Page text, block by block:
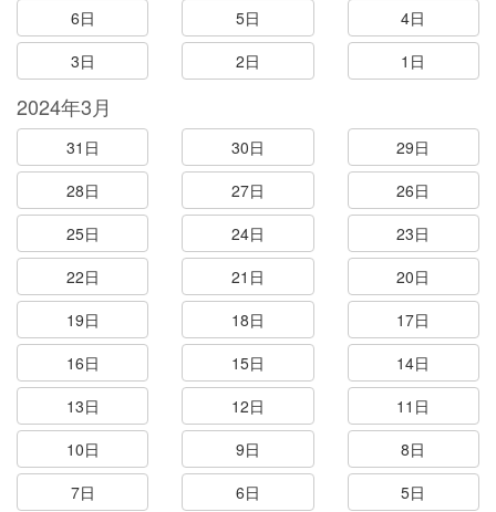
6日
5日
4日
3日
2日 1日
2024年3月
31日 30日
29日
28日
27日
26日
25日
24日
23日
22日
21日
20日
19日
18日
17日
16日
15日
14日
13日
12日
11日
10日
9日
8日
7日
6日
5日